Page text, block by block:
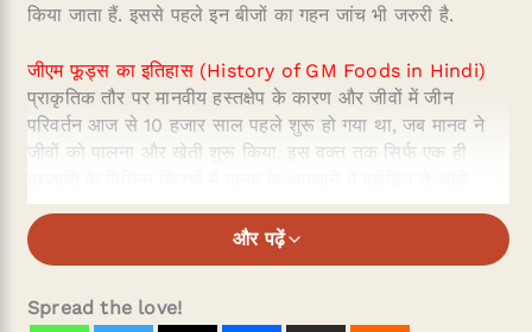
किया जाता हैं. इससे पहले इन बीजों का गहन जांच भी जरुरी है.
जीएम फूड्स का इतिहास (History of GM Foods in Hindi)
प्राकृतिक तौर पर मानवीय हस्तक्षेप के कारण और जीवों में जीन
परिवर्तन आज से 10 हजार साल पहले शुरू हो गया था, जब मानव ने
जीवों को पालना और खेती शुरू किया. इस वक्त तक सिर्फ एक ही
परिवर्तित जीन वाले पौधे या जीवों का उत्पत्ति हो जाता था.
आधुनिक युग में, जीएम फूड्स की संभावना जीन के खोज के बाद संभव
में अमेरिका ने संसोधित जीन वाले एन्जाइम्स का खाद्य उत्पादन में उपयोग
और पढ़ें
Spread the love!